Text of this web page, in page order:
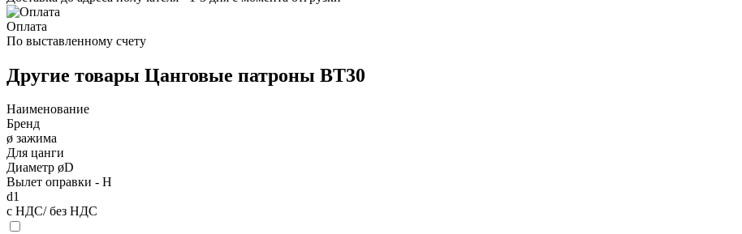
Оплата
По выставленному счету
Другие товары Цанговые патроны BT30
Наименование
Бренд
ø зажима
Для цанги
Диаметр øD
Вылет оправки - H
d1
с НДС/ без НДС